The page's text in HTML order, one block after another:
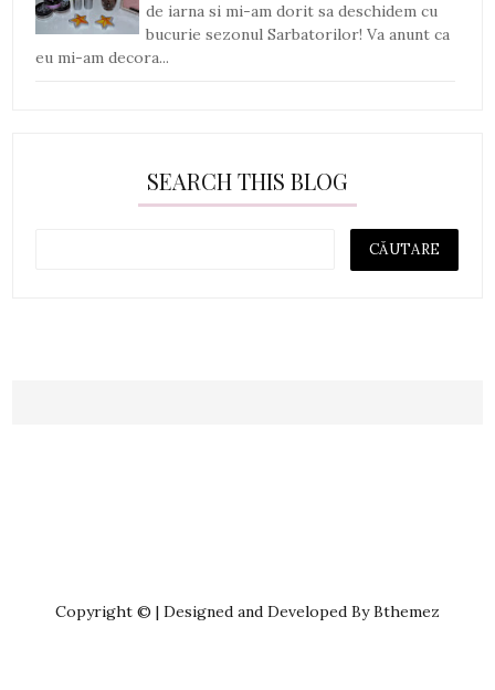
de iarna si mi-am dorit sa deschidem cu
bucurie sezonul Sarbatorilor! Va anunt ca
eu mi-am decora...
SEARCH THIS BLOG
Copyright © | Designed and Developed By Bthemez